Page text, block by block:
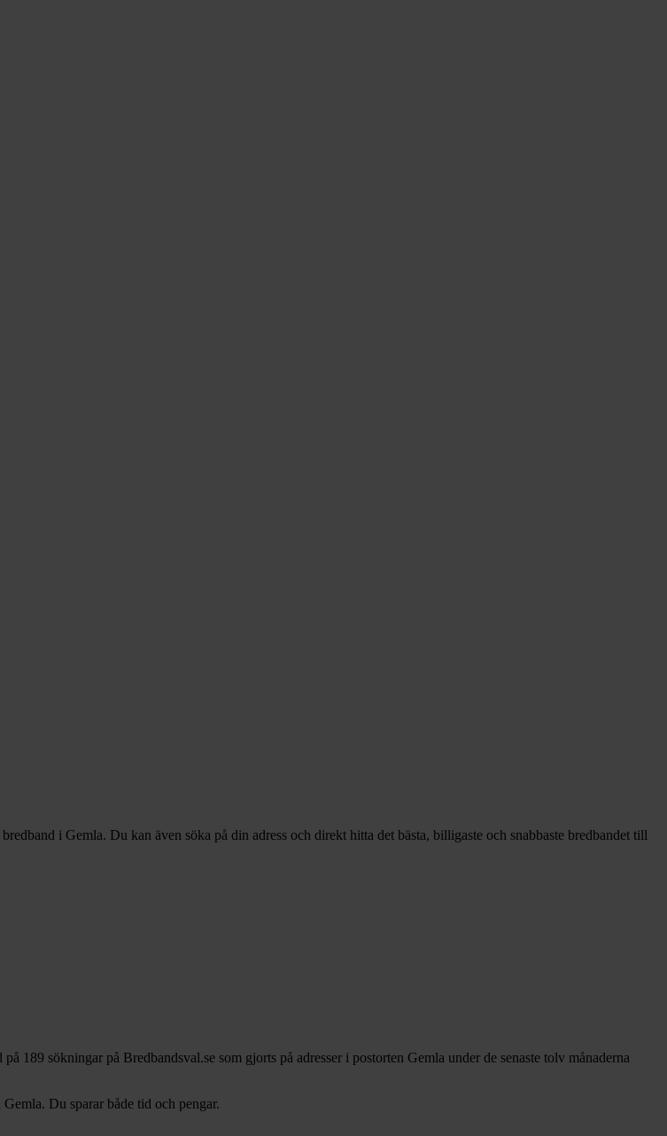
i Gemla. Du kan även söka på din adress och direkt hitta det bästa, billigaste och snabbaste bredbandet till
189 sökningar på Bredbandsval.se som gjorts på adresser i postorten Gemla under de senaste tolv månaderna
Du sparar både tid och pengar.